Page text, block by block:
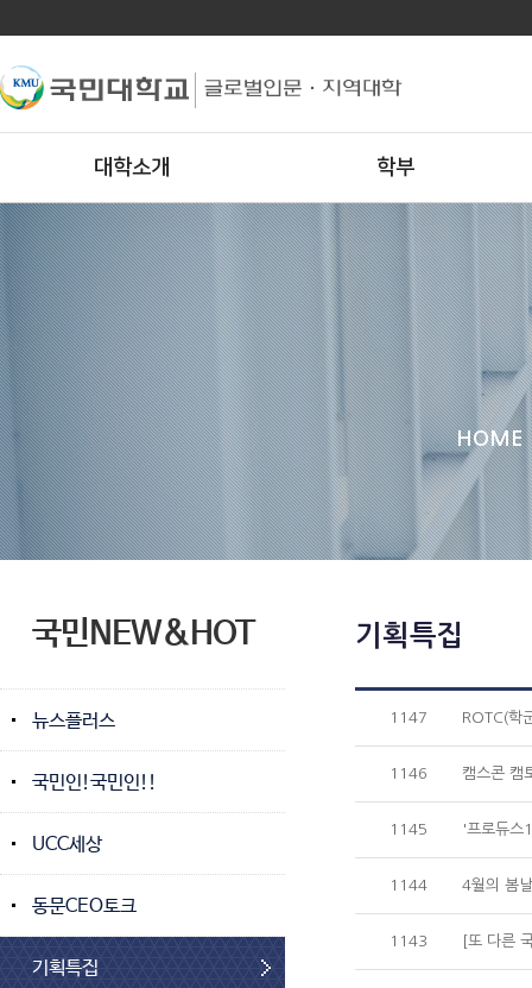
대학소개 학부
HOME
국민NEW&HOT
뉴스플러스
국민인!국민인!!
UCC세상
동문CEO토크
기획특집
기획특집
1147 ROTC(학
1146 캠스콘 캠
1145 '프로듀스
1144 4월의 봄
1143 [또 다른